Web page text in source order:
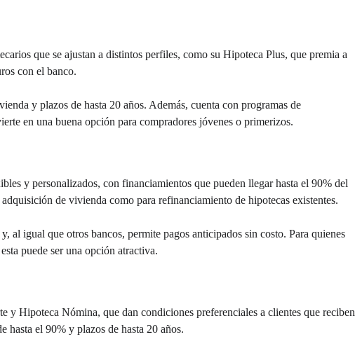
que se ajustan a distintos perfiles, como su Hipoteca Plus, que premia a
con el banco.
y plazos de hasta 20 años. Además, cuenta con programas de
en una buena opción para compradores jóvenes o primerizos.
y personalizados, con financiamientos que pueden llegar hasta el 90% del
de vivienda como para refinanciamiento de hipotecas existentes.
al igual que otros bancos, permite pagos anticipados sin costo. Para quienes
puede ser una opción atractiva.
y Hipoteca Nómina, que dan condiciones preferenciales a clientes que reciben
hasta el 90% y plazos de hasta 20 años.